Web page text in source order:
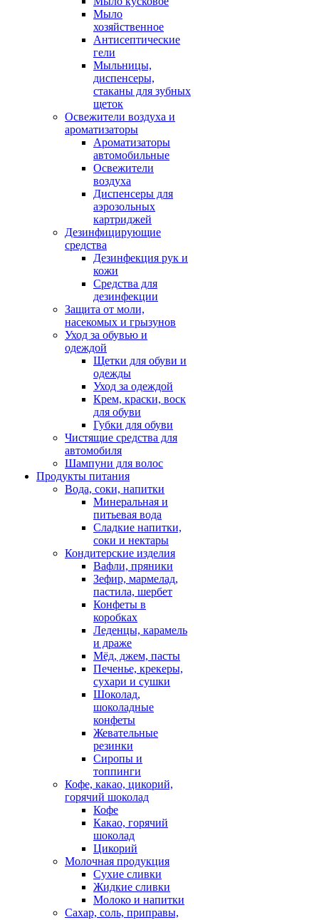
Мыло
хозяйственное
Антисептические
гели
Мыльницы,
диспенсеры,
стаканы для зубных
щеток
Освежители воздуха и
ароматизаторы
Ароматизаторы
автомобильные
Освежители
воздуха
Диспенсеры для
аэрозольных
картриджей
Дезинфицирующие
средства
Дезинфекция рук и
кожи
Средства для
дезинфекции
Защита от моли,
насекомых и грызунов
Уход за обувью и
одеждой
Щетки для обуви и
одежды
Уход за одеждой
Крем, краски, воск
для обуви
Губки для обуви
Чистящие средства для
автомобиля
Шампуни для волос
Продукты питания
Вода, соки, напитки
Минеральная и
питьевая вода
Сладкие напитки,
соки и нектары
Кондитерские изделия
Вафли, пряники
Зефир, мармелад,
пастила, шербет
Конфеты в
коробках
Леденцы, карамель
и драже
Мёд, джем, пасты
Печенье, крекеры,
сухари и сушки
Шоколад,
шоколадные
конфеты
Жевательные
резинки
Сиропы и
топпинги
Кофе, какао, цикорий,
горячий шоколад
Кофе
Какао, горячий
шоколад
Цикорий
Молочная продукция
Сухие сливки
Жидкие сливки
Молоко и напитки
Сахар, соль, приправы,